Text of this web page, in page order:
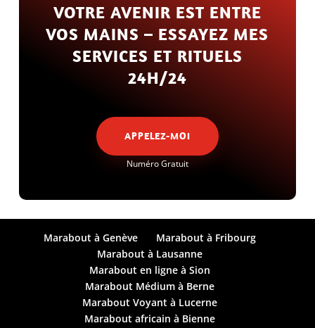
VOTRE AVENIR EST ENTRE
VOS MAINS – ESSAYEZ MES
SERVICES ET RITUELS
24H/24
APPELEZ-MOI
Numéro Gratuit
Marabout à Genève
Marabout à Fribourg
Marabout à Lausanne
Marabout en ligne à Sion
Marabout Médium à Berne
Marabout Voyant à Lucerne
Marabout africain à Bienne